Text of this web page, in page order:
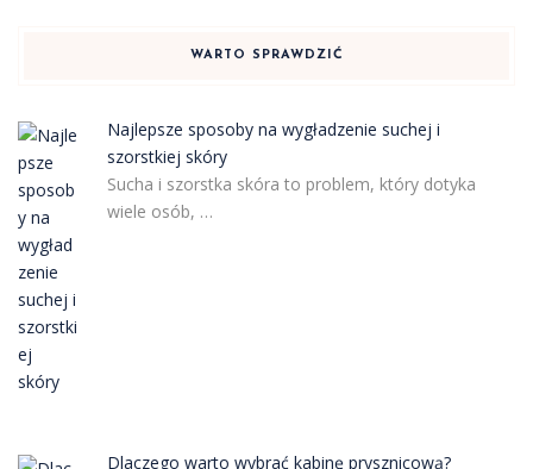
WARTO SPRAWDZIĆ
Najlepsze sposoby na wygładzenie suchej i
szorstkiej skóry
Sucha i szorstka skóra to problem, który dotyka
wiele osób, …
Dlaczego warto wybrać kabinę prysznicową?